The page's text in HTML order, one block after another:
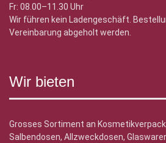
Fr: 08.00–11.30 Uhr
Wir führen kein Ladengeschäft.
Vereinbarung abgeholt werden.
Wir bieten
Grosses Sortiment an
Salbendosen, Allzweckdosen,